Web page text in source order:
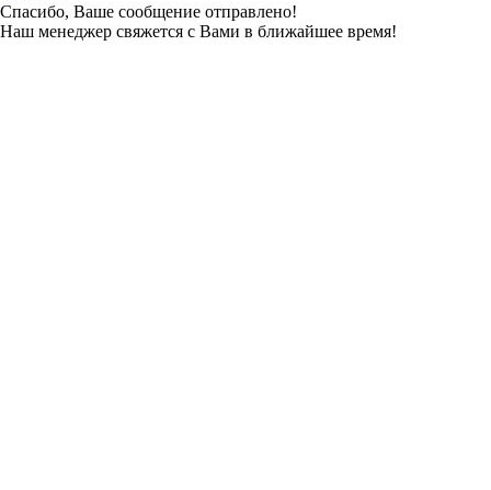
Спасибо, Ваше сообщение отправлено!
Наш менеджер свяжется с Вами в ближайшее время!